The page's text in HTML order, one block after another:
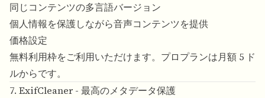
同じコンテンツの多言語バージョン
個人情報を保護しながら音声コンテンツを提供
価格設定
無料利用枠をご利用いただけます。プロプランは月額 5 ド
ルからです。
7. ExifCleaner - 最高のメタデータ保護